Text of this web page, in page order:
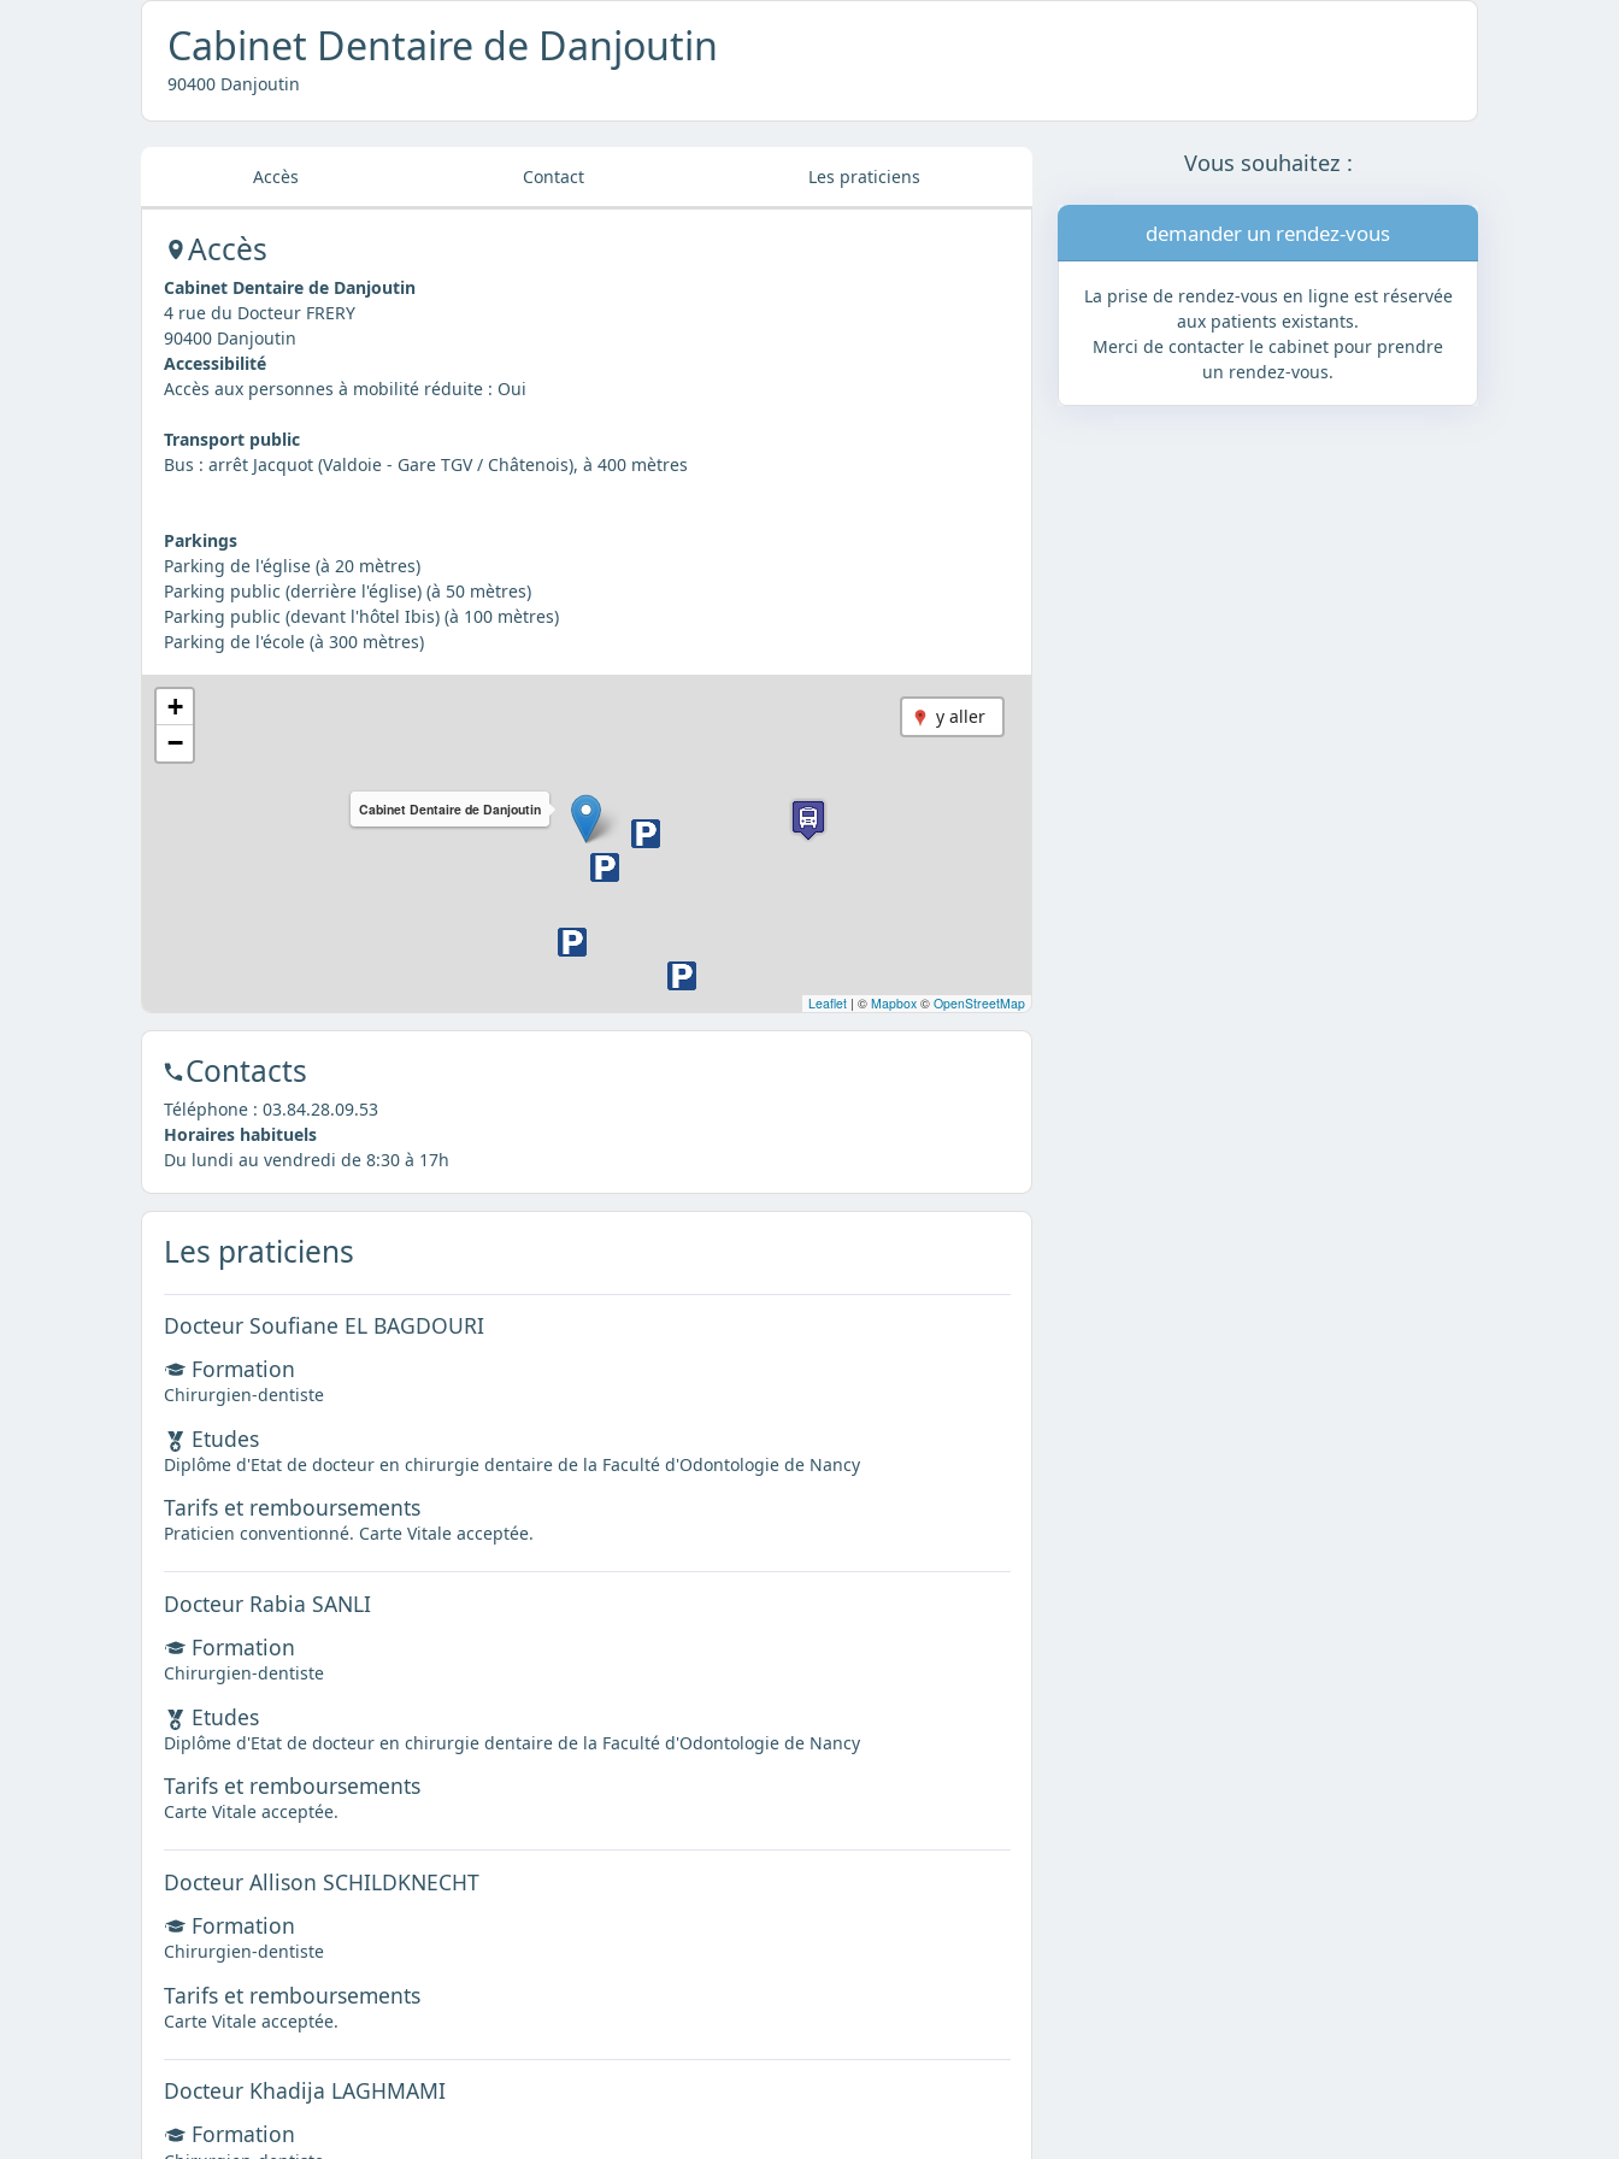
Cabinet Dentaire de Danjoutin
90400 Danjoutin
Vous souhaitez :
demander un rendez-vous
La prise de rendez-vous en ligne est réservée
aux patients existants.
Merci de contacter le cabinet pour prendre
un rendez-vous.
Accès Contact Les praticiens
Accès
Cabinet Dentaire de Danjoutin
4 rue du Docteur FRERY
90400 Danjoutin
Accessibilité
Accès aux personnes à mobilité réduite : Oui
Transport public
Bus : arrêt Jacquot (Valdoie - Gare TGV / Châtenois), à 400 mètres
Parkings
Parking de l'église (à 20 mètres)
Parking public (derrière l'église) (à 50 mètres)
Parking public (devant l'hôtel Ibis) (à 100 mètres)
Parking de l'école (à 300 mètres)
y aller
Cabinet Dentaire de Danjoutin
+
−
Leaflet | © Mapbox © OpenStreetMap
Contacts
Téléphone : 03.84.28.09.53
Horaires habituels
Du lundi au vendredi de 8:30 à 17h
Les praticiens
Docteur Soufiane EL BAGDOURI
Formation
Chirurgien-dentiste
Etudes
Diplôme d'Etat de docteur en chirurgie dentaire de la Faculté d'Odontologie de Nancy
Tarifs et remboursements
Praticien conventionné. Carte Vitale acceptée.
Docteur Rabia SANLI
Formation
Chirurgien-dentiste
Etudes
Diplôme d'Etat de docteur en chirurgie dentaire de la Faculté d'Odontologie de Nancy
Tarifs et remboursements
Carte Vitale acceptée.
Docteur Allison SCHILDKNECHT
Formation
Chirurgien-dentiste
Tarifs et remboursements
Carte Vitale acceptée.
Docteur Khadija LAGHMAMI
Formation